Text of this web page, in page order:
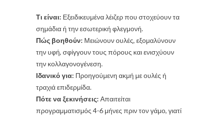
Τι είναι: Εξειδικευμένα λέιζερ που στοχεύουν τα
σημάδια ή την εσωτερική φλεγμονή.
Πώς βοηθούν: Μειώνουν ουλές, εξομαλύνουν
την υφή, σφίγγουν τους πόρους και ενισχύουν
την κολλαγονογένεση.
Ιδανικό για: Προηγούμενη ακμή με ουλές ή
τραχιά επιδερμίδα.
Πότε να ξεκινήσεις: Απαιτείται
προγραμματισμός 4-6 μήνες πριν τον γάμο, γιατί